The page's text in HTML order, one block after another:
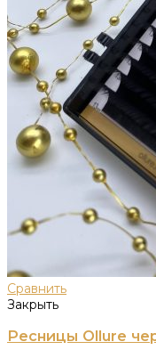
Сравнить
Закрыть
Ресницы Ollure